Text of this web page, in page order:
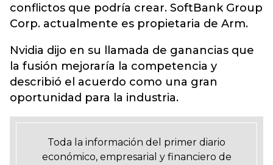
conflictos que podría crear. SoftBank Group
Corp. actualmente es propietaria de Arm.
Nvidia dijo en su llamada de ganancias que
la fusión mejoraría la competencia y
describió el acuerdo como una gran
oportunidad para la industria.
Toda la información del primer diario
económico, empresarial y financiero de